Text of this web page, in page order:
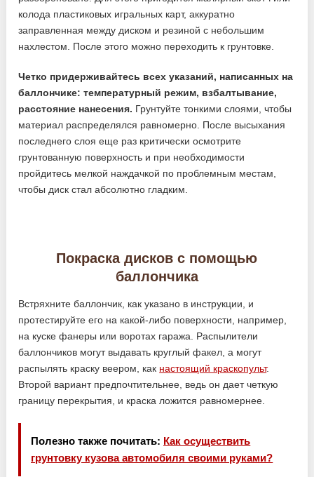
колода пластиковых игральных карт, аккуратно
заправленная между диском и резиной с небольшим
нахлестом. После этого можно переходить к грунтовке.
Четко придерживайтесь всех указаний, написанных на
баллончике: температурный режим, взбалтывание,
расстояние нанесения. Грунтуйте тонкими слоями, чтобы
материал распределялся равномерно. После высыхания
последнего слоя еще раз критически осмотрите
грунтованную поверхность и при необходимости
пройдитесь мелкой наждачкой по проблемным местам,
чтобы диск стал абсолютно гладким.
Покраска дисков с помощью
баллончика
Встряхните баллончик, как указано в инструкции, и
протестируйте его на какой-либо поверхности, например,
на куске фанеры или воротах гаража. Распылители
баллончиков могут выдавать круглый факел, а могут
распылять краску веером, как настоящий краскопульт.
Второй вариант предпочтительнее, ведь он дает четкую
границу перекрытия, и краска ложится равномернее.
Полезно также почитать: Как осуществить
грунтовку кузова автомобиля своими руками?